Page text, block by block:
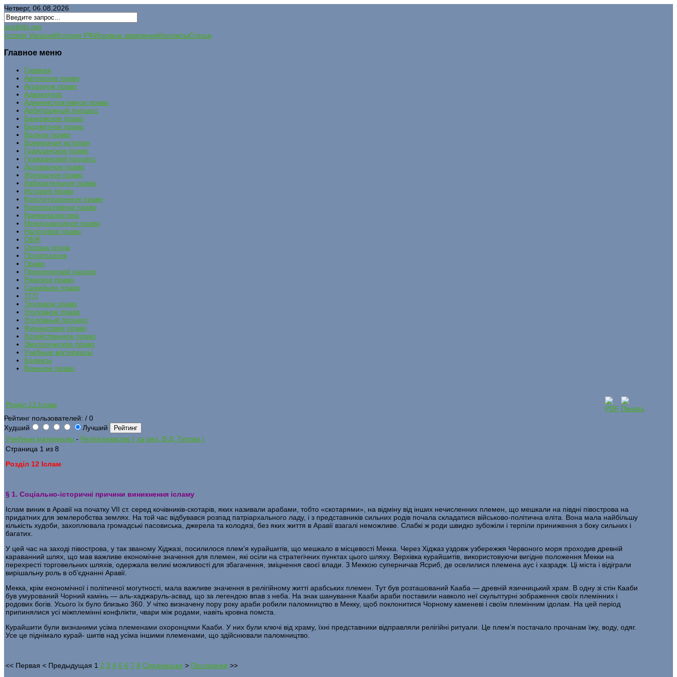
Четверг, 06.08.2026
uristinfo.net
Історія УкраїниИстория РФИсковые заявленияКонтактыСтатьи
Главное меню
Главная
Авторское право
Аграрное право
Адвокатура
Административное право
Арбитражный процесс
Банковское право
Бюджетное право
Водное право
Всемирная история
Гражданское право
Гражданский процесс
Договорное право
Жилищное право
Избирательное право
История права
Конституционное право
Корпоративное право
Криминалистика
Международное право
Налоговое право
ОБЖ
Охрана труда
Политология
Право
Прокурорский надзор
Римское право
Семейное право
ТГП
Трудовое право
Уголовное право
Уголовный процесс
Финансовое право
Хозяйственное право
Экологическое право
Учебные материалы
Кодексы
Военное право
Розділ 12 Іслам
Рейтинг пользователей: / 0
Худший
Лучший
Учебные материалы - Релігієзнавство ( за ред. В.Д. Титова )
Страница 1 из 8
Розділ 12 Іслам
§ 1. Соціально-історичні причини виникнення ісламу
Іслам виник в Аравії на початку VII ст. серед кочівників-скотарів, яких називали арабами, тобто «скотаря­ми», на відміну від інших нечисленних племен, що меш­кали на півдні півострова на
придатних для землеробства землях. На той час відбувався розпад патріархального ладу, і з представників сильних родів почала складатися військово-політична еліта. Вона мала найбільшу
кіль­кість худоби, захоплювала громадські пасовиська, дже­рела та колодязі, без яких життя в Аравії взагалі немож­ливе. Слабкі ж роди швидко зубожіли і терпіли прини­ження з боку сильних і
багатих.
У цей час на заході півострова, у так званому Хіджазі, посилилося плем’я курайшитів, що мешкало в місцевості Мекка. Через Хіджаз уздовж узбережжя Червоного моря проходив древній
караванний шлях, що мав важливе економічне значення для племен, які осіли на стра­тегічних пунктах цього шляху. Верхівка курайшитів, ви­користовуючи вигідне положення Мекки на
перехресті торговельних шляхів, одержала великі можливості для збагачення, зміцнення своєї влади. З Меккою суперни­чав Ясриб, де оселилися племена аус і хазрадж. Ці міста і відіграли
вирішальну роль в об’єднанні Аравії.
Мекка, крім економічної і політичної могутності, мала важливе значення в релігійному житті арабських племен. Тут був розташований Кааба — древній язич­ницький храм. В одну зі стін Кааби
був умурований Чор­ний камінь — аль-хаджаруль-асвад, що за легендою впав з неба. На знак шанування Кааби араби поставили навко­ло неї скульптурні зображення своїх племінних і
родових богів. Усього їх було близько 360. У чітко визначену пору року араби робили паломництво в Мекку, щоб поклони­тися Чорному каменеві і своїм племінним ідолам. На цей період
припинялися усі міжплемінні конфлікти, чвари між родами, навіть кровна помста.
Курайшити були визнаними усіма племенами охо­ронцями Кааби. У них були ключі від храму, їхні пред­ставники відправляли релігійні ритуали. Це плем’я по­стачало прочанам їжу, воду, одяг.
Усе це піднімало курай- шитів над усіма іншими племенами, що здійснювали паломництво.
<< Первая < Предыдущая 1 2 3 4 5 6 7 8 Следующая > Последняя >>